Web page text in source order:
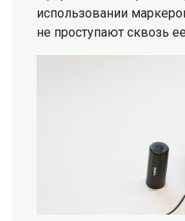
использовании
не проступают сквозь